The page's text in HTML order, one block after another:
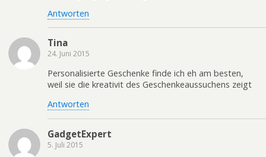
Antworten
Tina
24. Juni 2015
Personalisierte Geschenke finde ich eh am besten,
weil sie die kreativit des Geschenkeaussuchens zeigt
Antworten
GadgetExpert
5. Juli 2015